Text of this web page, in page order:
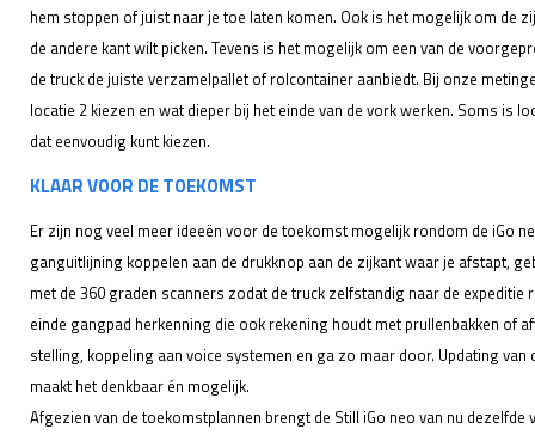
hem stoppen of juist naar je toe laten komen. Ook is het mogelijk om de
de andere kant wilt picken. Tevens is het mogelijk om een van de
de truck de juiste verzamelpallet of rolcontainer aanbiedt. Bij onze
locatie 2 kiezen en wat dieper bij het einde van de vork werken. Soms is
dat eenvoudig kunt kiezen.
KLAAR VOOR DE TOEKOMST
Er zijn nog veel meer ideeën voor de toekomst mogelijk rondom de iGo
ganguitlijning koppelen aan de drukknop aan de zijkant waar je afstapt,
met de 360 graden scanners zodat de truck zelfstandig naar de expeditie
einde gangpad herkenning die ook rekening houdt met prullenbakken of
stelling, koppeling aan voice systemen en ga zo maar door. Updating
maakt het denkbaar én mogelijk.
Afgezien van de toekomstplannen brengt de Still iGo neo van nu